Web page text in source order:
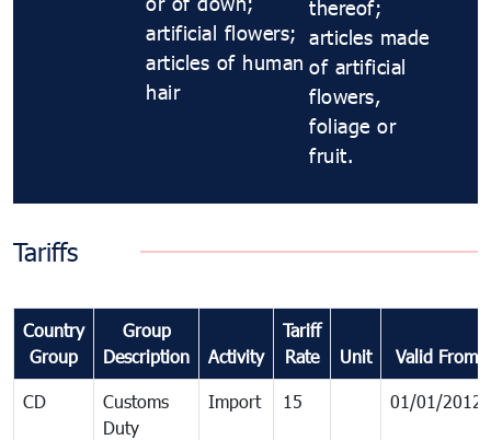
artificial flowers;
articles of human
hair
thereof;
articles made
of artificial
flowers,
foliage or
fruit.
Tariffs
Country
Group
Group
Description
Activity
Tariff
Rate
Unit Valid From
CD
Customs
Duty
Import 15 01/01/2012